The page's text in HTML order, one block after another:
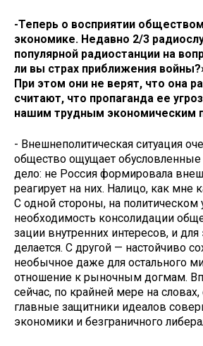
-Теперь о восприятии
экономике. Не­давно 2/3
популярной радиостанции на
ли вы страх приближения
При этом они не верят, что она
считают, что пропаган­да ее
нашим труд­ным экономическим
- Внешнеполитическая ситуация
общество ощуща­ет
дело: не Россия формировала
реагирует на них. Налицо, как мне
С одной стороны, на политическом
необходимость консолидации
зации внутренних интересов, и для
делается. С другой — на­стойчиво
необычное даже для остального
отношение к рыночным догмам.
сейчас, по крайней мере на
главные защитники идеалов
экономики и безграничного